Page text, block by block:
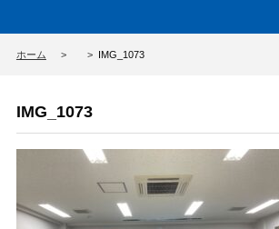
ホーム IMG_1073
IMG_1073